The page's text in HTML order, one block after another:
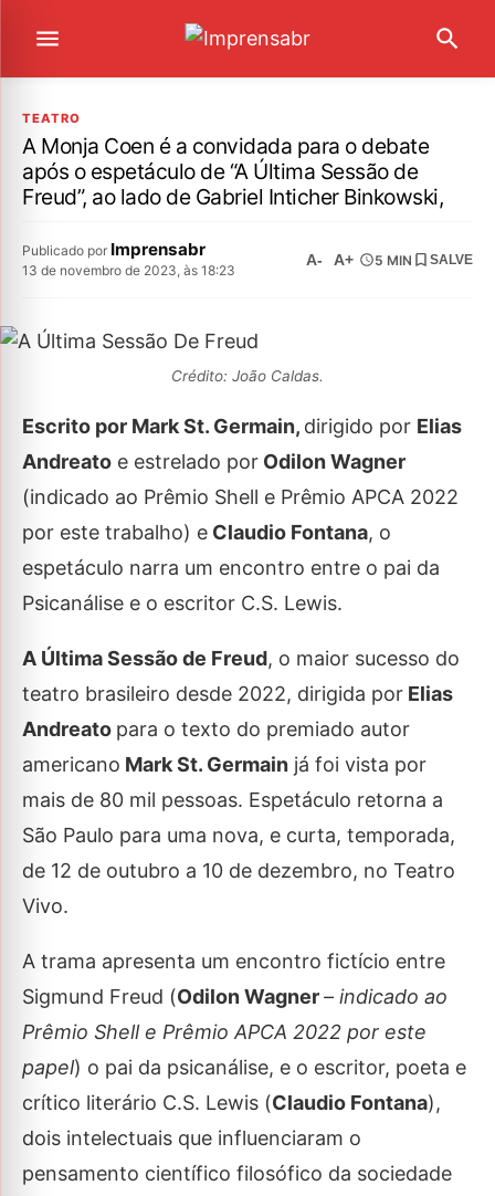
TEATRO
A Monja Coen é a convidada para o debate
após o espetáculo de “A Última Sessão de
Freud”, ao lado de Gabriel Inticher Binkowski,
Publicado por Imprensabr
13 de novembro de 2023, às 18:23
A- A+ 5 MIN SALVE
Crédito: João Caldas.
Escrito por Mark St. Germain, dirigido por Elias
Andreato e estrelado por Odilon Wagner
(indicado ao Prêmio Shell e Prêmio APCA 2022
por este trabalho) e Claudio Fontana, o
espetáculo narra um encontro entre o pai da
Psicanálise e o escritor C.S. Lewis.
A Última Sessão de Freud, o maior sucesso do
teatro brasileiro desde 2022, dirigida por Elias
Andreato para o texto do premiado autor
americano Mark St. Germain já foi vista por
mais de 80 mil pessoas. Espetáculo retorna a
São Paulo para uma nova, e curta, temporada,
de 12 de outubro a 10 de dezembro, no Teatro
Vivo.
A trama apresenta um encontro fictício entre
Sigmund Freud (Odilon Wagner– indicado ao
Prêmio Shell e Prêmio APCA 2022 por este
papel) o pai da psicanálise, e o escritor, poeta e
crítico literário C.S. Lewis (Claudio Fontana),
dois intelectuais que influenciaram o
pensamento científico filosófico da sociedade